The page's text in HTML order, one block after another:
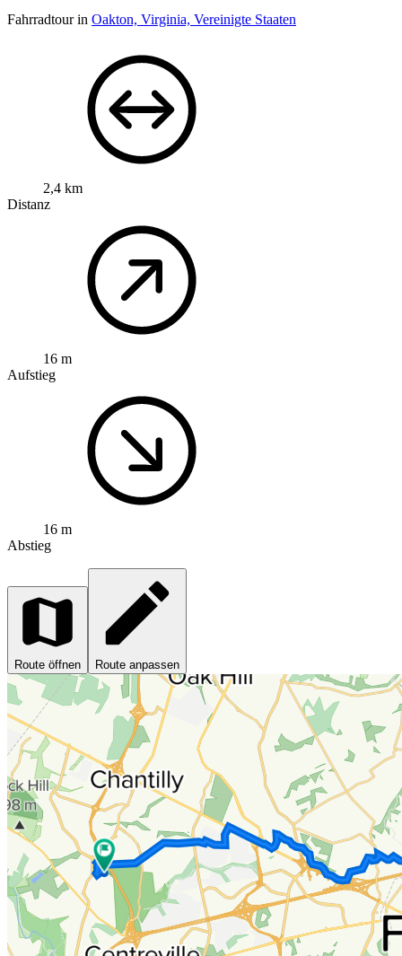
Fahrradtour in Oakton, Virginia, Vereinigte Staaten
2,4 km
Distanz
16 m
Aufstieg
16 m
Abstieg
Route öffnen Route anpassen